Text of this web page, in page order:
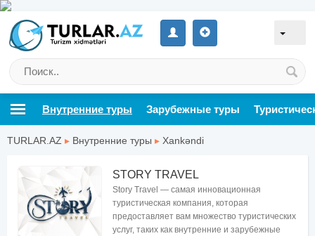
Внутренние туры Зарубежные туры
TURLAR.AZ ▸ Внутренние туры ▸ Xankəndi
STORY TRAVEL
Story Travel — самая инновационная
туристическая компания, которая
предоставляет вам множество туристических
услуг, таких как внутренние и зарубежные